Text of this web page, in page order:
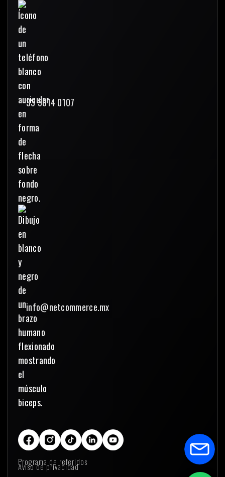
33 3614 0107
info@netcommerce.mx
Programa de referidos
Aviso de privacidad